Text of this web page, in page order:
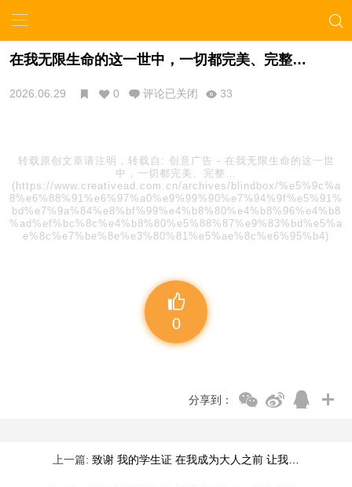
在我无限生命的这一世中，一切都完美、完整…
2026.06.29 0 评论已关闭 33
转载原创文章请注明，转载自: 创意广告 - 在我无限生命的这一世
中，一切都完美、完整…
(https://www.creativead.com.cn/archives/blindbox/%e5%9c%a
8%e6%88%91%e6%97%a0%e9%99%90%e7%94%9f%e5%91%
bd%e7%9a%84%e8%bf%99%e4%b8%80%e4%b8%96%e4%b8
%ad%ef%bc%8c%e4%b8%80%e5%88%87%e9%83%bd%e5%a
e%8c%e7%be%8e%e3%80%81%e5%ae%8c%e6%95%b4)
0
分享到：
上一篇: 致谢 我的学生证 在我成为大人之前 让我…